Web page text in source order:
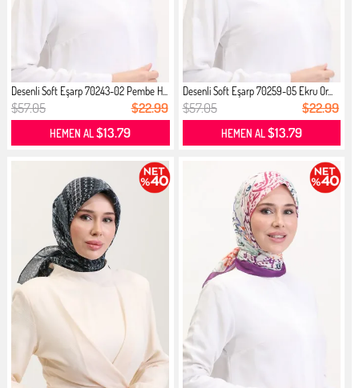
Desenli Soft Eşarp 70243-02 Pembe H...
$57.05 $22.99
HEMEN AL$13.79
Desenli Soft Eşarp 70259-05 Ekru Or...
$57.05 $22.99
HEMEN AL$13.79